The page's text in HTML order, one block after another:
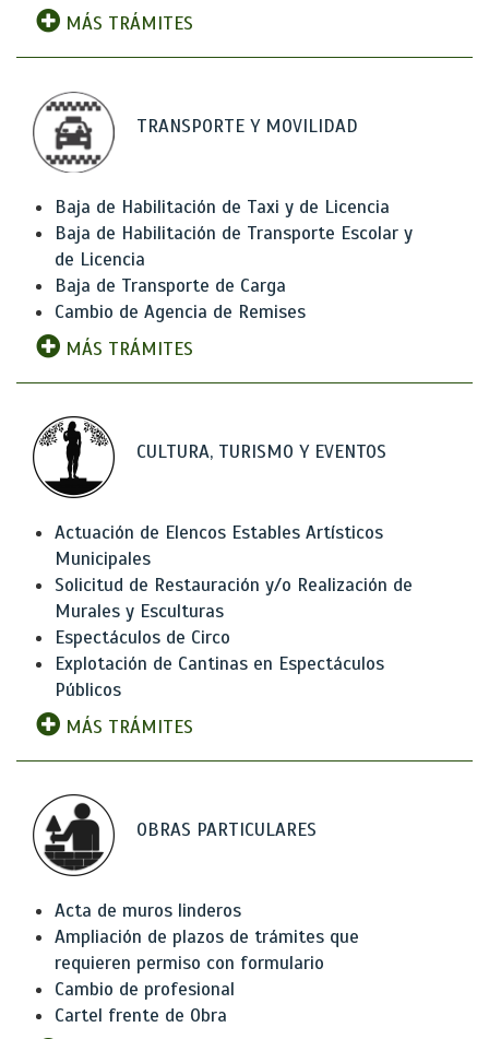
MÁS TRÁMITES
TRANSPORTE Y MOVILIDAD
Baja de Habilitación de Taxi y de Licencia
Baja de Habilitación de Transporte Escolar y
de Licencia
Baja de Transporte de Carga
Cambio de Agencia de Remises
MÁS TRÁMITES
CULTURA, TURISMO Y EVENTOS
Actuación de Elencos Estables Artísticos
Municipales
Solicitud de Restauración y/o Realización de
Murales y Esculturas
Espectáculos de Circo
Explotación de Cantinas en Espectáculos
Públicos
MÁS TRÁMITES
OBRAS PARTICULARES
Acta de muros linderos
Ampliación de plazos de trámites que
requieren permiso con formulario
Cambio de profesional
Cartel frente de Obra